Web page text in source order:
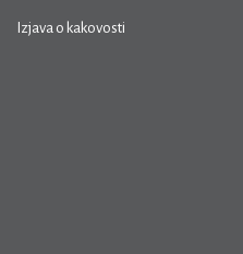
Izjava o kakovosti